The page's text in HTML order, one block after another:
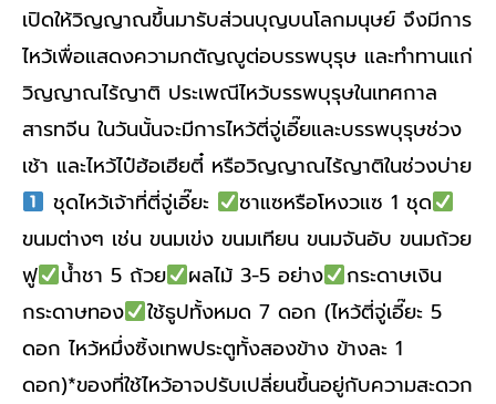
เปิดให้วิญญาณขึ้นมารับส่วนบุญบนโลกมนุษย์ จึงมีการ
ไหว้เพื่อแสดงความกตัญญูต่อบรรพบุรุษ และทำทานแก่
วิญญาณไร้ญาติ ประเพณีไหว้บรรพบุรุษในเทศกาล
สารทจีน ในวันนั้นจะมีการไหว้ตี่จู่เอี๊ยและบรรพบุรุษช่วง
เช้า และไหว้ไป๋ฮ้อเฮียตี๋ หรือวิญญาณไร้ญาติในช่วงบ่าย
ชุดไหว้เจ้าที่ตี่จู่เอี๊ยะ
ซาแซหรือโหงวแซ 1 ชุด
ขนมต่างๆ เช่น ขนมเข่ง ขนมเทียน ขนมจันอับ ขนมถ้วย
ฟู
น้ำชา 5 ถ้วย ผลไม้ 3-5 อย่าง
กระดาษเงิน
กระดาษทอง
ใช้ธูปทั้งหมด 7 ดอก (ไหว้ตี่จู่เอี๊ยะ 5
ดอก ไหว้หมึ่งซิ้งเทพประตูทั้งสองข้าง ข้างละ 1
ดอก)*ของที่ใช้ไหว้อาจปรับเปลี่ยนขึ้นอยู่กับความสะดวก